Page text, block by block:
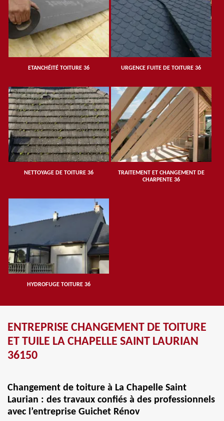
ETANCHÉITÉ TOITURE 36 URGENCE FUITE DE TOITURE 36
NETTOYAGE DE TOITURE 36
TRAITEMENT ET CHANGEMENT DE
CHARPENTE 36
HYDROFUGE TOITURE 36
ENTREPRISE CHANGEMENT DE TOITURE
ET TUILE LA CHAPELLE SAINT LAURIAN
36150
Changement de toiture à La Chapelle Saint
Laurian : des travaux confiés à des professionnels
avec l’entreprise Guichet Rénov